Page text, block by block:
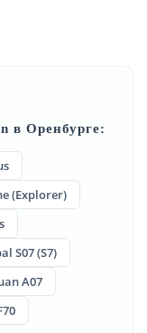
в Оренбурге:
(Explorer)
S07 (S7)
A07